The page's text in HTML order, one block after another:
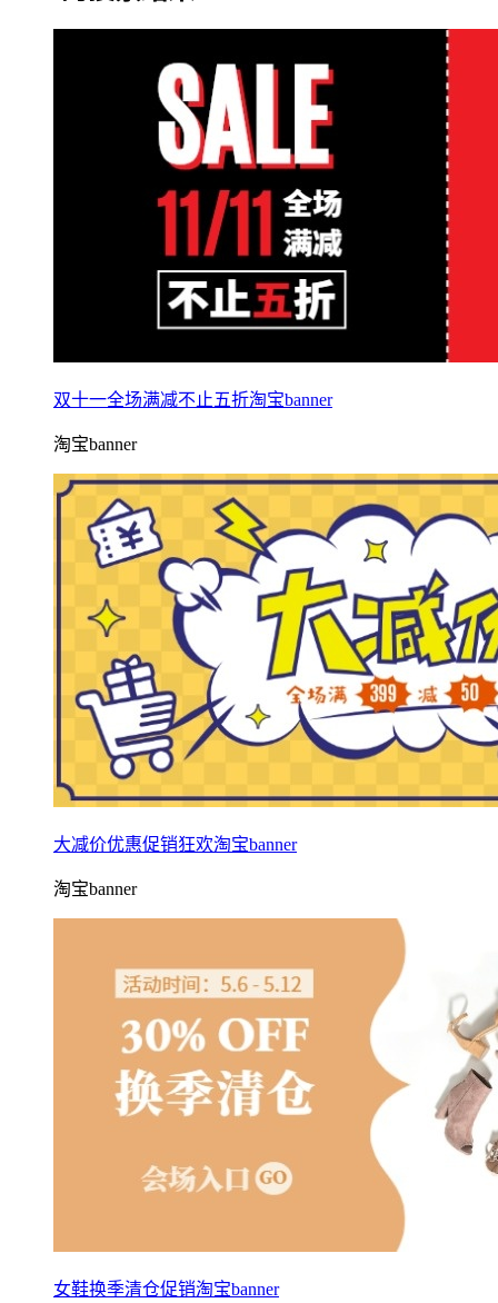
双十一全场满减不止五折淘宝banner
淘宝banner
大减价优惠促销狂欢淘宝banner
淘宝banner
女鞋换季清仓促销淘宝banner